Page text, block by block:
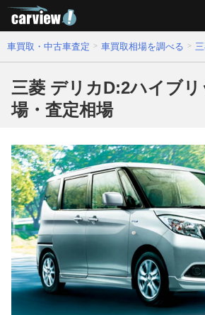
車買取・中古車査定 車買取相場を調べる
三菱 デリカD:2ハイブリ
場・査定相場